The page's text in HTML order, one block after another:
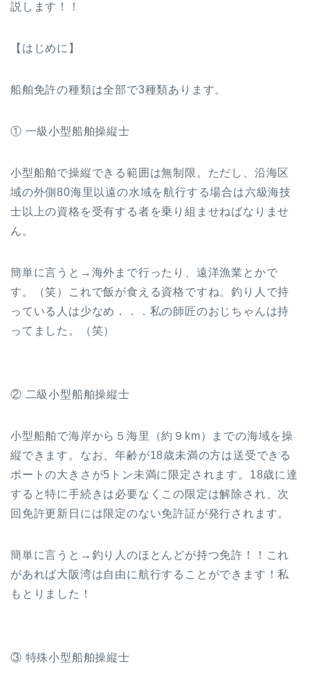
説します！！
【はじめに】
船舶免許の種類は全部で3種類あります。
① 一級小型船舶操縦士
小型船舶で操縦できる範囲は無制限。ただし、沿海区
域の外側80海里以遠の水域を航行する場合は六級海技
士以上の資格を受有する者を乗り組ませねばなりませ
ん。
簡単に言うと→海外まで行ったり、遠洋漁業とかで
す。（笑）これで飯が食える資格ですね。釣り人で持
っている人は少なめ．．．私の師匠のおじちゃんは持
ってました。（笑）
② 二級小型船舶操縦士
小型船舶で海岸から５海里（約９km）までの海域を操
縦できます。なお、年齢が18歳未満の方は送受できる
ボートの大きさが5トン未満に限定されます。18歳に達
すると特に手続きは必要なくこの限定は解除され、次
回免許更新日には限定のない免許証が発行されます。
簡単に言うと→釣り人のほとんどが持つ免許！！これ
があれば大阪湾は自由に航行することができます！私
もとりました！
③ 特殊小型船舶操縦士